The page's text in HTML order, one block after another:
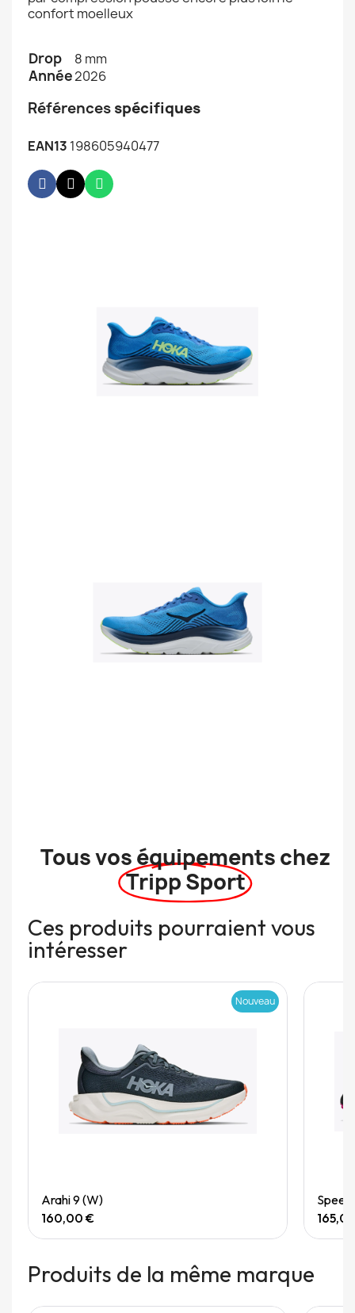
confort moelleux
Drop 8 mm
Année2026
Références spécifiques
EAN13 198605940477
Tous vos équipements chez
Tripp Sport
Ces produits pourraient vous
intéresser
Nouveau
Arahi 9 (W)
160,00 €
Produits de la même marque